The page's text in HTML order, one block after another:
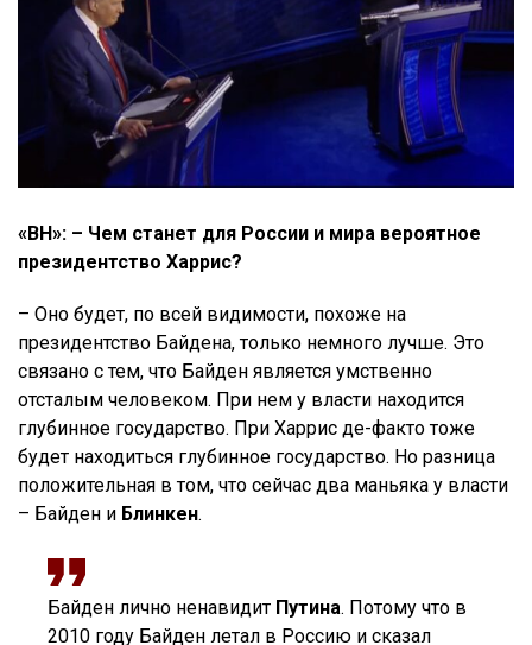
«ВН»: – Чем станет для России и мира вероятное
президентство Харрис?
– Оно будет, по всей видимости, похоже на
президентство Байдена, только немного лучше. Это
связано с тем, что Байден является умственно
отсталым человеком. При нем у власти находится
глубинное государство. При Харрис де-факто тоже
будет находиться глубинное государство. Но разница
положительная в том, что сейчас два маньяка у власти
– Байден и Блинкен.
Байден лично ненавидит Путина. Потому что в
2010 году Байден летал в Россию и сказал